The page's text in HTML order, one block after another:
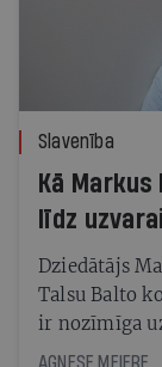
Slavenība
Kā
līdz uzvarai
Dziedātājs
Talsu Balto
ir nozīmīga
sāpes,» saka
AGNESE MEIERE